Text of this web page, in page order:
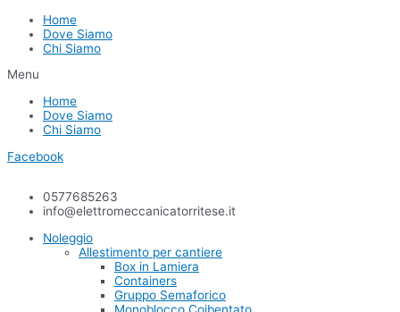
Home
Dove Siamo
Chi Siamo
Menu
Home
Dove Siamo
Chi Siamo
Facebook
0577685263
info@elettromeccanicatorritese.it
Noleggio
Allestimento per cantiere
Box in Lamiera
Containers
Gruppo Semaforico